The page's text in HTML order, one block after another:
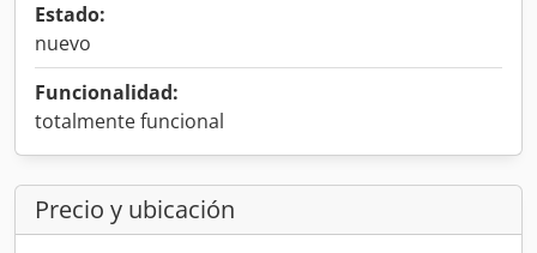
Estado:
nuevo
Funcionalidad:
totalmente funcional
Precio y ubicación